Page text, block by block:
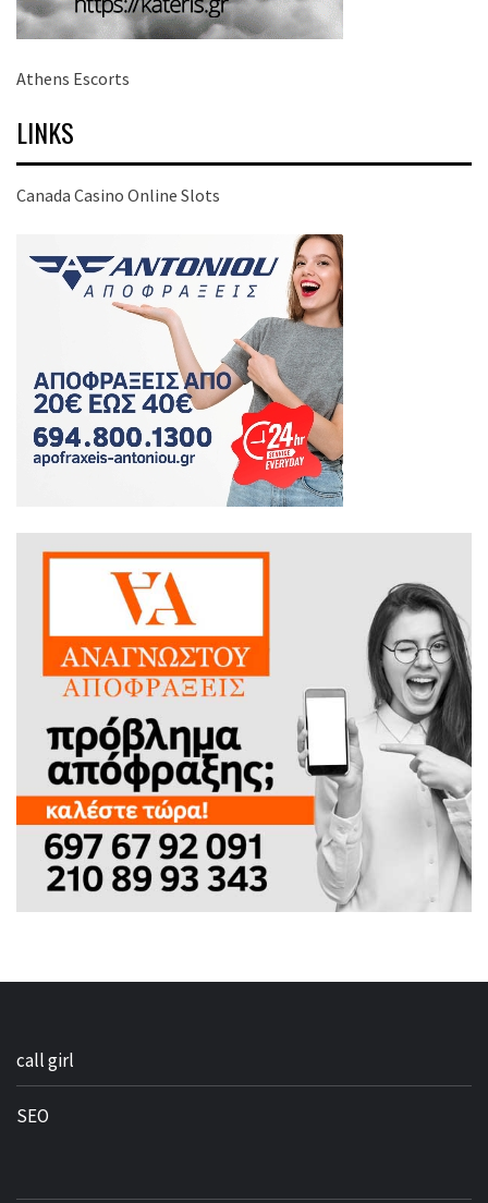
Athens Escorts
LINKS
Canada Casino Online Slots
call girl
SEO